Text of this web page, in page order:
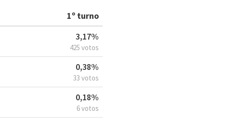
1º turno
3,17%
425 votos
0,38%
33 votos
0,18%
6 votos